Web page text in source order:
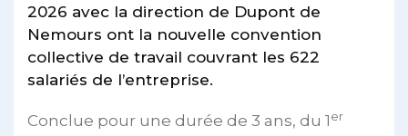
2026 avec la direction de Dupont de
Nemours ont la nouvelle convention
collective de travail couvrant les 622
salariés de l’entreprise.
Conclue pour une durée de 3 ans, du 1 er